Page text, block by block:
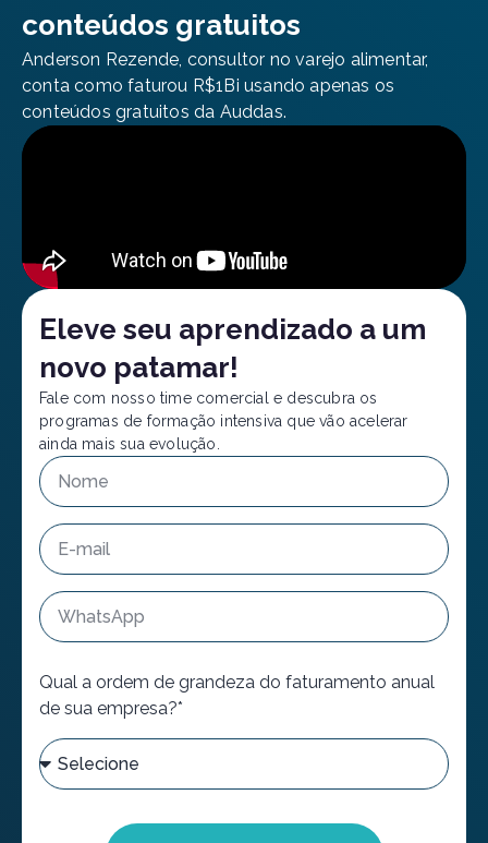
conteúdos gratuitos
Anderson Rezende, consultor no varejo alimentar,
conta como faturou R$1Bi usando apenas os
conteúdos gratuitos da Auddas.
Eleve seu aprendizado a um
novo patamar!
Fale com nosso time comercial e descubra os
programas de formação intensiva que vão acelerar
ainda mais sua evolução.
Qual a ordem de grandeza do faturamento anual
de sua empresa?*